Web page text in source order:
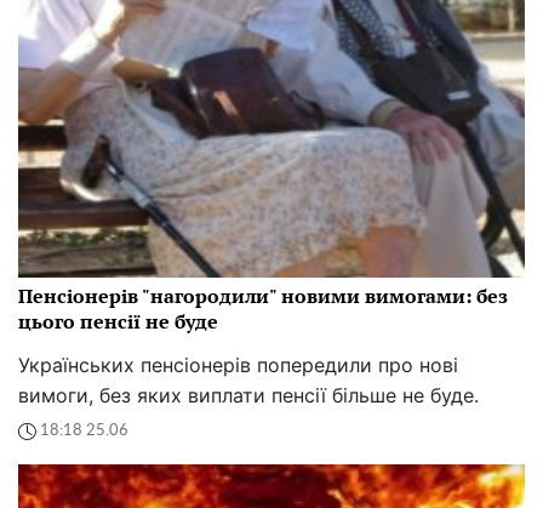
Пенсіонерів "нагородили" новими вимогами: без
цього пенсії не буде
Українських пенсіонерів попередили про нові
вимоги, без яких виплати пенсії більше не буде.
18:18 25.06